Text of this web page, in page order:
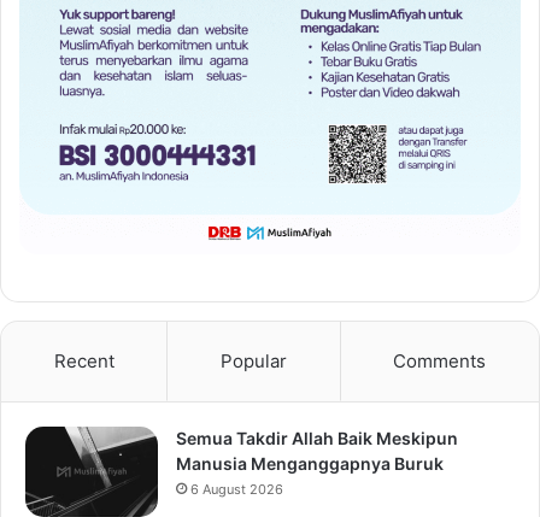
Recent Popular Comments
Semua Takdir Allah Baik Meskipun
Manusia Menganggapnya Buruk
6 August 2026